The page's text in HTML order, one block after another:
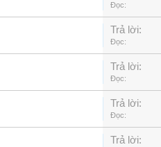
Đọc:
Trả lời:
Đọc:
Trả lời:
Đọc:
Trả lời:
Đọc:
Trả lời: